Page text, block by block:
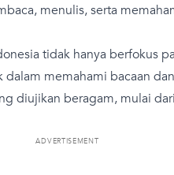
menulis, serta
tidak hanya berfokus
memahami bacaan
diujikan beragam, mulai
ADVERTISEMENT